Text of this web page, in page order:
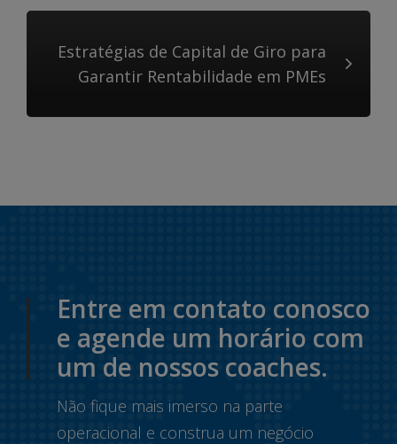
Estratégias de Capital de Giro para
Garantir Rentabilidade em PMEs
Entre em contato conosco
e agende um horário com
um de nossos coaches.
Não fique mais imerso na parte
operacional e construa um negócio